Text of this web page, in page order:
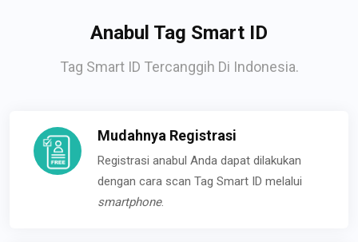
Anabul Tag Smart ID
Tag Smart ID Tercanggih Di Indonesia.
Mudahnya Registrasi
Registrasi anabul Anda dapat dilakukan
dengan cara scan Tag Smart ID melalui
smartphone.